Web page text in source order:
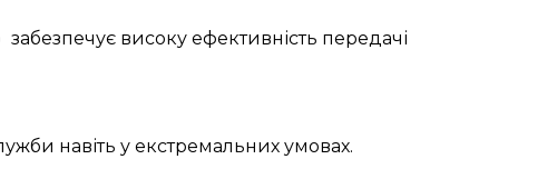
забезпечує високу ефективність передачі
навіть у екстремальних умовах.